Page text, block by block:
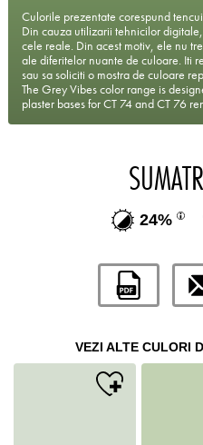
Culorile prezentate corespund
Din cauza utilizarii tehnicilor
cele reale. Din acest motiv, ele nu
ale diferitelor nuante de culoare. Iti
sau sa soliciti o mostra de culoare
The Grey Vibes color range is
plaster bases for CT 74 and CT 76
24%
VEZI ALTE CULORI